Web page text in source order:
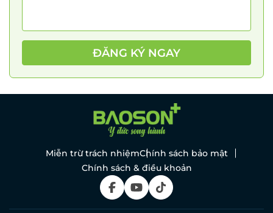
ĐĂNG KÝ NGAY
Miễn trừ trách nhiệmChính sách bảo mật
Chính sách & điều khoản